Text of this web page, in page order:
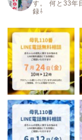
す。
何と33年
録⇩